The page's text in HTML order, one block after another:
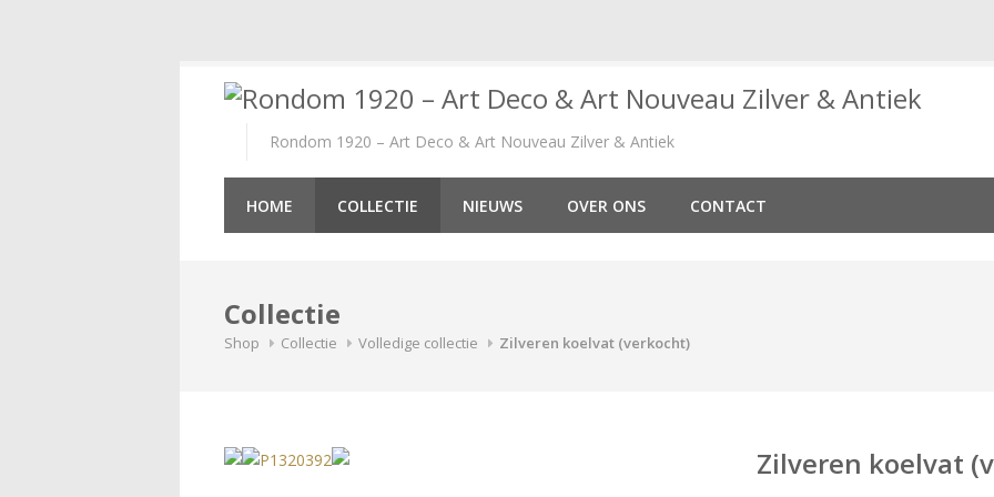
Rondom 1920 – Art Deco & Art Nouveau Zilver & Antiek
HOME COLLECTIE NIEUWS OVER ONS CONTACT
Collectie
Shop Collectie Volledige collectie Zilveren koelvat (verkocht)
Zilveren koelvat